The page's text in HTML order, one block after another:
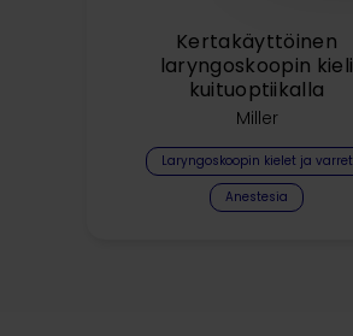
Kertakäyttöinen
laryngoskoopin kieli
kuituoptiikalla
Miller
Laryngoskoopin kielet ja varret
Anestesia